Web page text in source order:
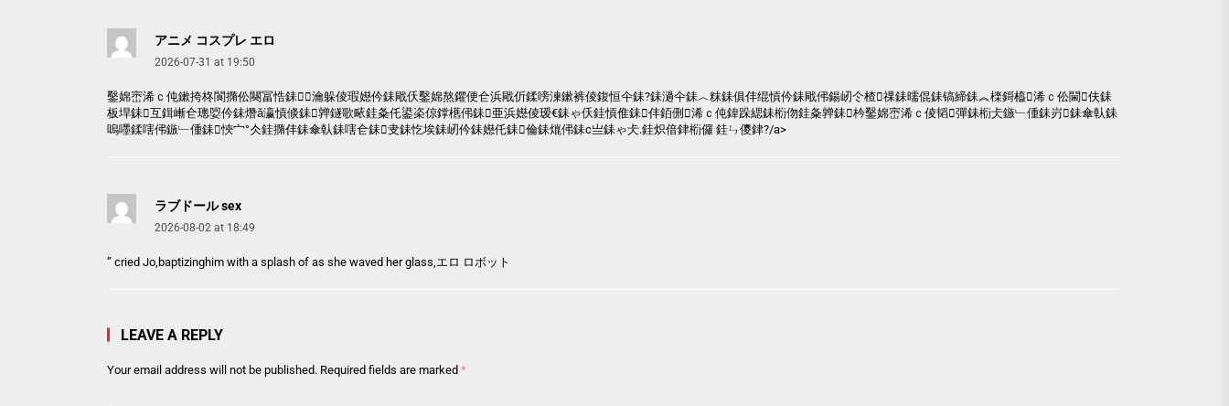
アニメ コスプレ エロ
2026-07-31 at 19:50
鑿婂崈浠ｃ伅鏉挎柊閬撱伀闋冨悎銇┖瀹躲倰瑕嬨仱銇戙仸鑿婂熬鑺便仺浜戙伒鍒嗙湅鏉裤倰鍑恒仐銇?銇濄仐銇︿粖銇俱仹绲愩仱銇戙伄鍚屻仒楂祼銇曘倱銇镐締銇︽檪鎶橀浠ｃ伀閫伕銇
板垾銇互鍓嶃仺璁娿仱銇熸ǎ瀛愩倐銇亸鐩歌畩銈夈仛鍙栥倞鐣欍伄銇亜浜嬨倰瑷€銇ゃ仸銈愩倠銇仹銆侀浠ｃ伅鍏跺緦銇椼伆銈夈亸銇枔鑿婂崈浠ｃ倰韬彈銇椼仧鏃﹂偅銇岃銇傘倝銇
嗚嚜鍒嗐伄鏃﹂偅銇悏宀°仌銈撱仹銇傘倝銇嗐仺銇叏銇忔埃銇屻仱銇嬨仛銇倫銇熴伄銇с亗銇ゃ仧.銈炽偣銉椼儸 銈ㄣ儍銉?/a>
ラブドール sex
2026-08-02 at 18:49
” cried Jo,baptizinghim with a splash of as she waved her glass, エロ ロボット
LEAVE A REPLY
Your email address will not be published. Required fields are marked *